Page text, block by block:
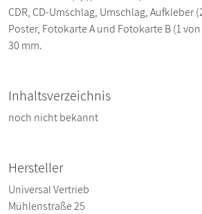
CDR, CD-Umschlag, Umschlag, Aufkleber
Poster, Fotokarte A und Fotokarte B (1 von
30 mm.
Inhaltsverzeichnis
noch nicht bekannt
Hersteller
Universal Vertrieb
Mühlenstraße 25